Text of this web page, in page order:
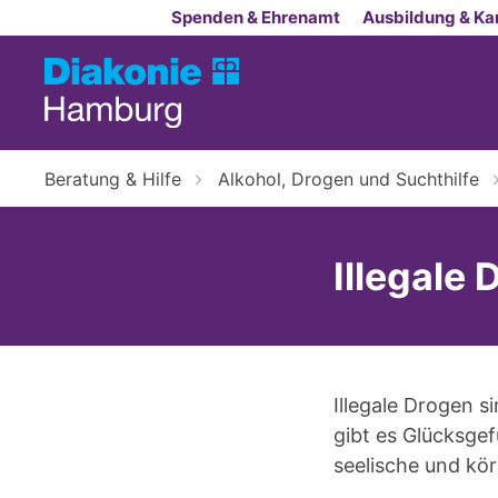
Zum Inhalt springenSpenden & Ehrenamt Ausbildung &
Beratung & Hilfe Alkohol, Drogen und Suchthilfe
Illegale
Illegale Drogen
gibt es
seelische und